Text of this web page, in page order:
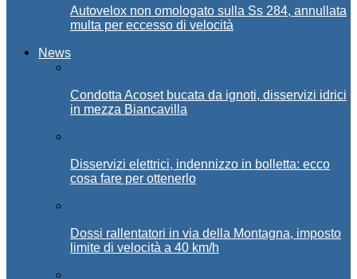
Autovelox non omologato sulla Ss 284, annullata
multa per eccesso di velocità
News
Condotta Acoset bucata da ignoti, disservizi idrici
in mezza Biancavilla
Disservizi elettrici, indennizzo in bolletta: ecco
cosa fare per ottenerlo
Dossi rallentatori in via della Montagna, imposto
limite di velocità a 40 km/h